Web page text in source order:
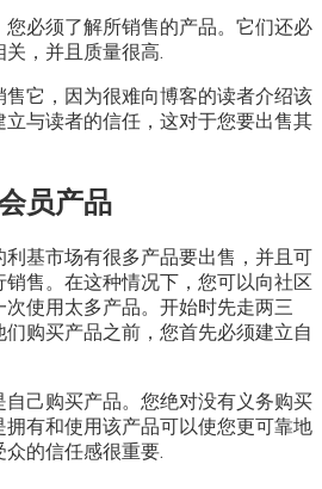
必须了解所销售的产品。它们还必
，并且质量很高.
它，因为很难向博客的读者介绍该
与读者的信任，这对于您要出售其
员产品
基市场有很多产品要出售，并且可
售。在这种情况下，您可以向社区
使用太多产品。开始时先走两三
购买产品之前，您首先必须建立自
己购买产品。您绝对没有义务购买
有和使用该产品可以使您更可靠地
的信任感很重要.